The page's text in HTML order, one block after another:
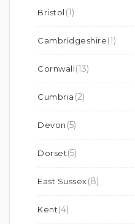
Bristol (1)
Cambridgeshire(1)
Cornwall(13)
Cumbria (2)
Devon (5)
Dorset(5)
East Sussex(8)
Kent(4)